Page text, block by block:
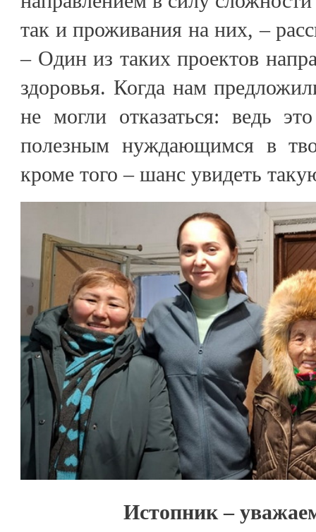
так и проживания на них, –
– Один из таких проектов
здоровья. Когда нам
не могли отказаться: ведь
полезным нуждающимся в
кроме того – шанс увидеть
Истопник –